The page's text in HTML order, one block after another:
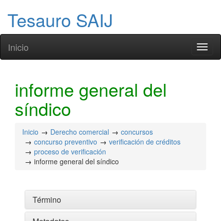
Tesauro SAIJ
Inicio
informe general del
síndico
Inicio Derecho comercial
concursos
concurso preventivo
verificación de créditos
proceso de verificación
informe general del síndico
Término